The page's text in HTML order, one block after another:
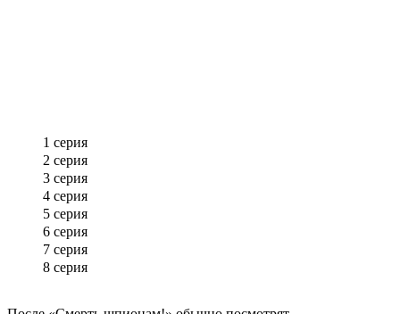
1 серия
2 серия
3 серия
4 серия
5 серия
6 серия
7 серия
8 серия